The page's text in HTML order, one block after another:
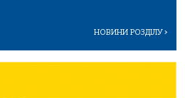
НОВИНИ РОЗДІЛУ>